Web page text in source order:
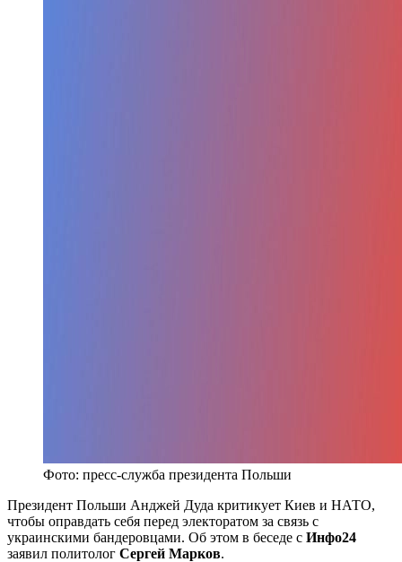
Фото: пресс-служба президента Польши
Президент Польши Анджей Дуда критикует Киев и НАТО,
чтобы оправдать себя перед электоратом за связь с
украинскими бандеровцами. Об этом в беседе с Инфо24
заявил политолог Сергей Марков.